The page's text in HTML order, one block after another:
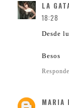
LA
18:28
Desde
Besos
MARIA